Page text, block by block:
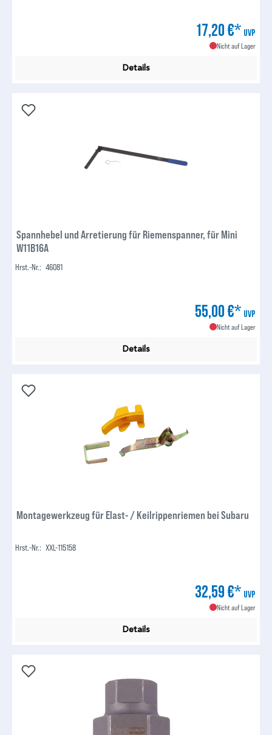
17,20 €* UVP
Nicht auf Lager
Details
Spannhebel und Arretierung für Riemenspanner, für Mini
W11B16A
Hrst.-Nr.: 46081
55,00 €* UVP
Nicht auf Lager
Details
Montagewerkzeug für Elast- / Keilrippenriemen bei Subaru
Hrst.-Nr.: XXL-115158
32,59 €* UVP
Nicht auf Lager
Details